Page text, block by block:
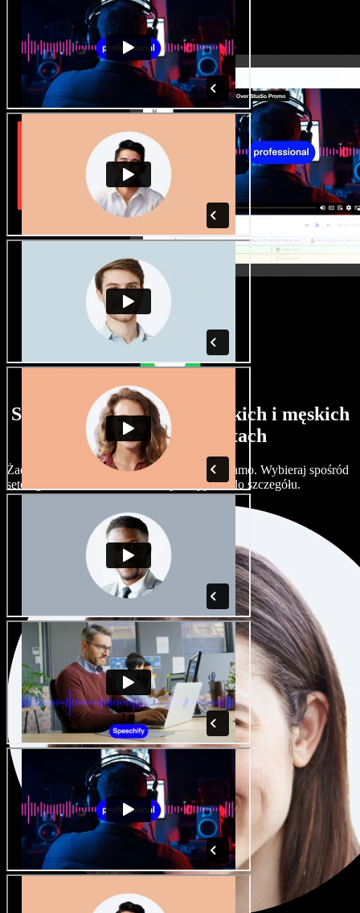
Szeroki wybór głosów żeńskich i męskich
w różnych akcentach
Żadne dwa projekty nie muszą brzmieć tak samo. Wybieraj spośród
setek głosów i akcentów AI i dopracuj je co do szczegółu.